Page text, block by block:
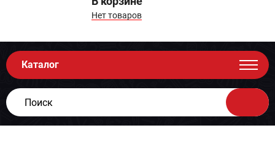
Нет товаров
Каталог